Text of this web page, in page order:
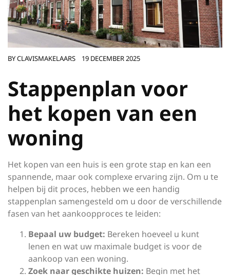
BYCLAVISMAKELAARS 19 DECEMBER 2025
Stappenplan voor
het kopen van een
woning
Het kopen van een huis is een grote stap en kan een
spannende, maar ook complexe ervaring zijn. Om u te
helpen bij dit proces, hebben we een handig
stappenplan samengesteld om u door de verschillende
fasen van het aankoopproces te leiden:
Bepaal uw budget: Bereken hoeveel u kunt
lenen en wat uw maximale budget is voor de
aankoop van een woning.
Zoek naar geschikte huizen: Begin met het